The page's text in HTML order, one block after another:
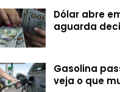
Dólar abre
aguarda
Gasolina
veja o que